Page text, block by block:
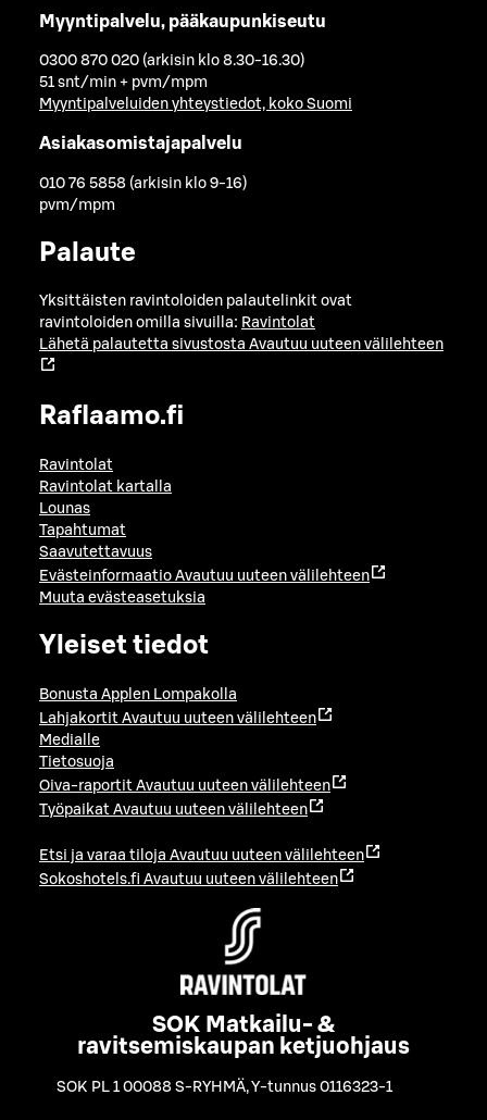
Myyntipalvelu, pääkaupunkiseutu
0300 870 020 (arkisin klo 8.30-16.30)
51 snt/min + pvm/mpm
Myyntipalveluiden yhteystiedot, koko Suomi
Asiakasomistajapalvelu
010 76 5858 (arkisin klo 9-16)
pvm/mpm
Palaute
Yksittäisten ravintoloiden palautelinkit ovat
ravintoloiden omilla sivuilla: Ravintolat
Lähetä palautetta sivustosta Avautuu uuteen välilehteen
Raflaamo.fi
Ravintolat
Ravintolat kartalla
Lounas
Tapahtumat
Saavutettavuus
Evästeinformaatio Avautuu uuteen välilehteen
Muuta evästeasetuksia
Yleiset tiedot
Bonusta Applen Lompakolla
Lahjakortit Avautuu uuteen välilehteen
Medialle
Tietosuoja
Oiva-raportit Avautuu uuteen välilehteen
Työpaikat Avautuu uuteen välilehteen
Etsi ja varaa tiloja Avautuu uuteen välilehteen
Sokoshotels.fi Avautuu uuteen välilehteen
SOK Matkailu- &
ravitsemiskaupan ketjuohjaus
SOK PL 1 00088 S-RYHMÄ,Y-tunnus 0116323-1